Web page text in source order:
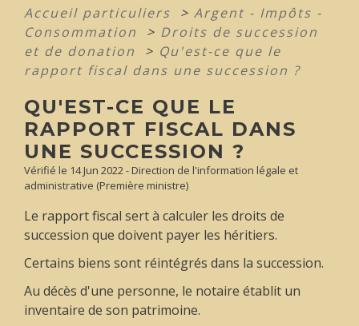
Accueil particuliers > Argent - Impôts -
Consommation
> Droits de succession
et de donation
> Qu'est-ce que le
rapport fiscal dans une succession ?
QU'EST-CE QUE LE
RAPPORT FISCAL DANS
UNE SUCCESSION ?
Vérifié le 14 Jun 2022 - Direction de l'information légale et
administrative (Première ministre)
Le rapport fiscal sert à calculer les droits de
succession que doivent payer les héritiers.
Certains biens sont réintégrés dans la succession.
Au décès d'une personne, le notaire établit un
inventaire de son patrimoine.